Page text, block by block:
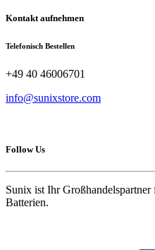
Kontakt aufnehmen
Telefonisch Bestellen
+49 40 46006701
info@sunixstore.com
Follow Us
Sunix ist Ihr
Batterien.